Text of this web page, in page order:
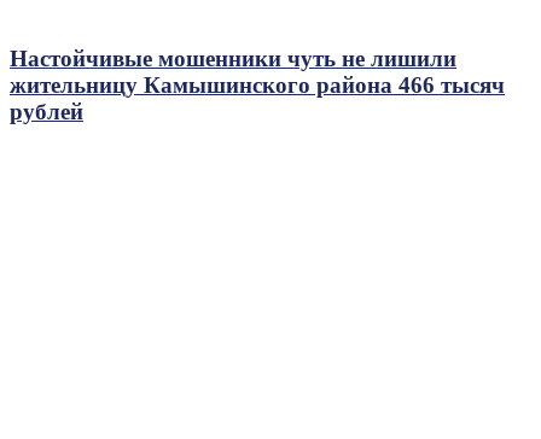
Настойчивые мошенники чуть не лишили
жительницу Камышинского района 466 тысяч
рублей